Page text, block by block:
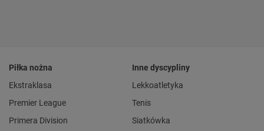
Piłka nożna
Ekstraklasa
Premier League
Primera Division
Inne dyscypliny
Lekkoatletyka
Tenis
Siatkówka